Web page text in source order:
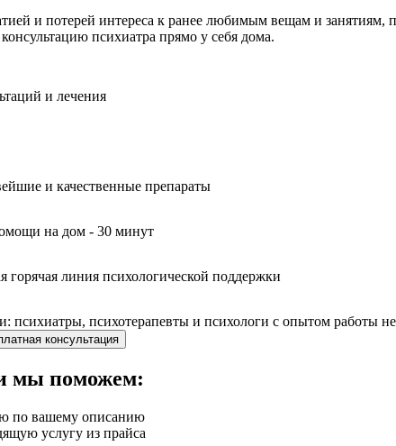
и потерей интереса к ранее любимым вещам и
психиатра прямо у себя дома.
и лечения
и качественные препараты
на дом - 30 минут
горячая линия психологической поддержки
психиатры, психотерапевты и психологи с опытом работы
консультация
мы поможем:
по вашему описанию
услугу из прайса